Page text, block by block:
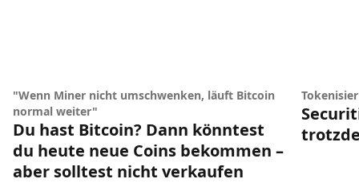
"Wenn Miner nicht umschwenken, läuft Bitcoin
normal weiter"
Du hast Bitcoin? Dann könntest
du heute neue Coins bekommen –
aber solltest nicht verkaufen